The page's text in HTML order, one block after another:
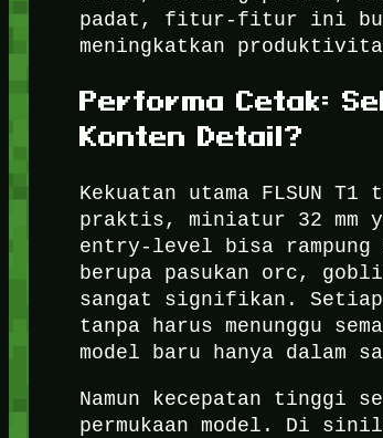
padat, fitur-fitur ini
meningkatkan
Performa Cetak:
Konten Detail?
Kekuatan utama FLSUN
praktis, miniatur 32 mm
entry-level bisa
berupa pasukan orc,
sangat signifikan.
tanpa harus menunggu
model baru hanya dalam
Namun kecepatan tinggi
permukaan model. Di